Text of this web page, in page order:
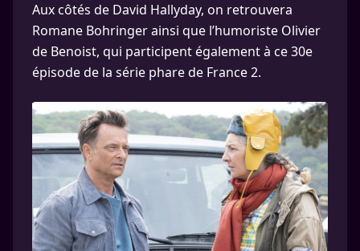
Aux côtés de David Hallyday, on retrouvera
Romane Bohringer ainsi que l’humoriste Olivier
de Benoist, qui participent également à ce 30e
épisode de la série phare de France 2.